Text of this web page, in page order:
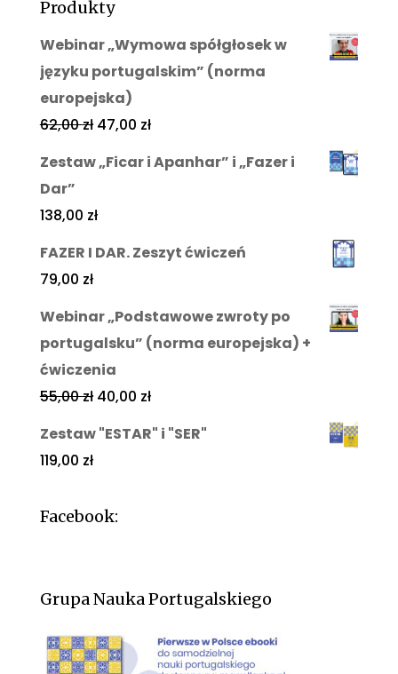
Produkty
Webinar „Wymowa spółgłosek w
języku portugalskim” (norma
europejska)
62,00zł 47,00 zł
Zestaw „Ficar i Apanhar” i „Fazer i
Dar”
138,00 zł
FAZER I DAR. Zeszyt ćwiczeń
79,00 zł
Webinar „Podstawowe zwroty po
portugalsku” (norma europejska) +
ćwiczenia
55,00zł 40,00 zł
Zestaw "ESTAR" i "SER"
119,00 zł
Facebook:
Grupa Nauka Portugalskiego